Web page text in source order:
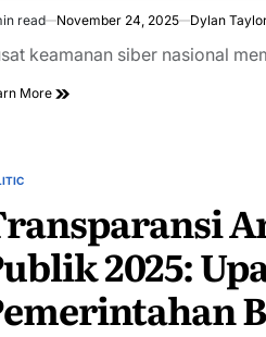
read November 24, 2025 Dylan
keamanan siber nasional
More
2025: